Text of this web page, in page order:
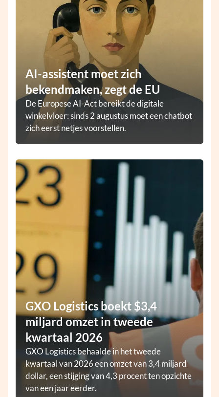
AI-assistent moet zich
bekendmaken, zegt de EU
De Europese AI-Act bereikt de digitale
winkelvloer: sinds 2 augustus moet een chatbot
zich eerst netjes voorstellen.
GXO Logistics boekt $3,4
miljard omzet in tweede
kwartaal 2026
GXO Logistics behaalde in het tweede
kwartaal van 2026 een omzet van 3,4 miljard
dollar, een stijging van 4,3 procent ten opzichte
van een jaar eerder.